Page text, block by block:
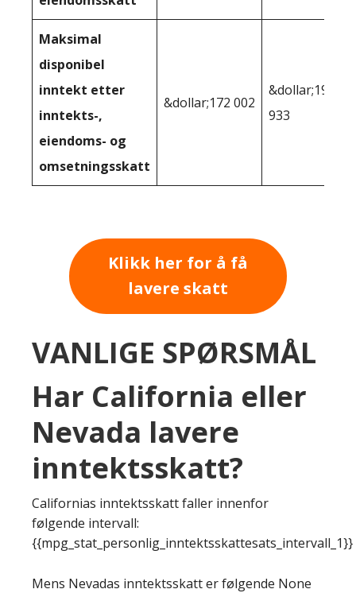
Maksimal
disponibel
inntekt etter
inntekts-,
eiendoms- og
omsetningsskatt
&dollar;172 002
&dollar;190
933
Klikk her for å få
lavere skatt
VANLIGE SPØRSMÅL
Har California eller
Nevada lavere
inntektsskatt?
Californias inntektsskatt faller innenfor
følgende intervall:
{{mpg_stat_personlig_inntektsskattesats_intervall_1}}
Mens Nevadas inntektsskatt er følgende None